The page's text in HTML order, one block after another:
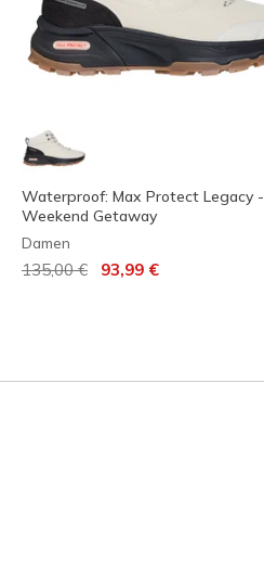
Waterproof: Max Protect Legacy -
Weekend Getaway
Damen
Reduziert von
135,00 € auf
93,99 €